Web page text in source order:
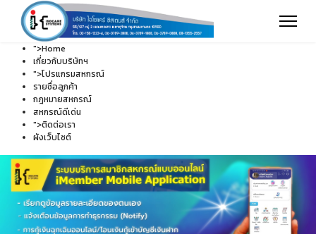
">Home
เกี่ยวกับบริษัทฯ
">โปรแกรมสหกรณ์
รายชื่อลูกค้า
กฎหมายสหกรณ์
สหกรณ์ดีเด่น
">ติดต่อเรา
ผังเว็บไซต์